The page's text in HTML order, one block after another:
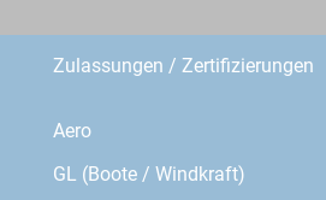
Zulassungen / Zertifizierungen
Aero
GL (Boote / Windkraft)